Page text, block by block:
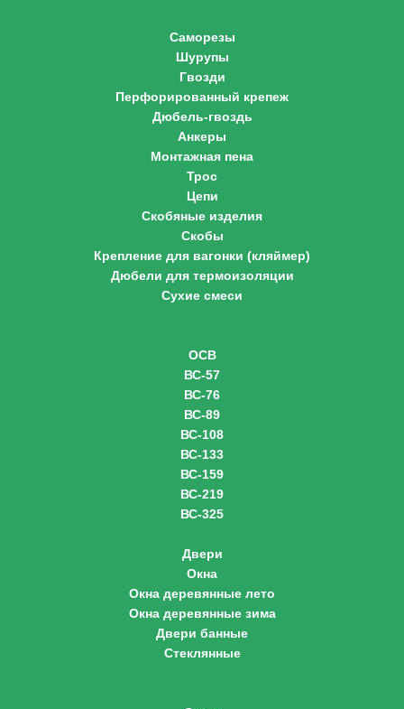
Саморезы
Шурупы
Гвозди
Перфорированный крепеж
Дюбель-гвоздь
Анкеры
Монтажная пена
Трос
Цепи
Скобяные изделия
Скобы
Крепление для вагонки (кляймер)
Дюбели для термоизоляции
Сухие смеси
ОСВ
ВС-57
ВС-76
ВС-89
ВС-108
ВС-133
ВС-159
ВС-219
ВС-325
Двери
Окна
Окна деревянные лето
Окна деревянные зима
Двери банные
Стеклянные